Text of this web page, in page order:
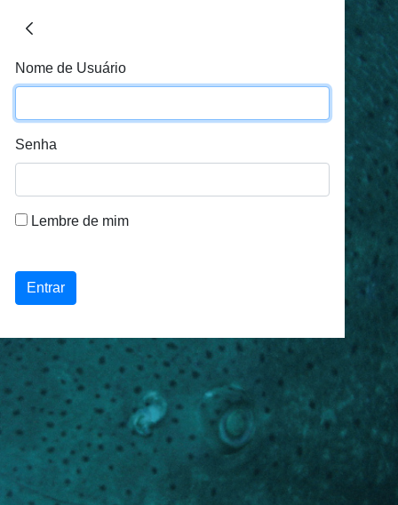
Nome de Usuário
Senha
Lembre de mim
Entrar